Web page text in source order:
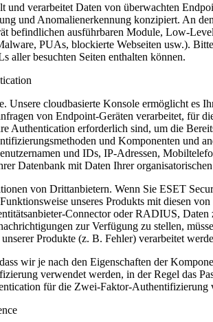
und verarbeitet Daten von überwachten
und Anomalienerkennung konzipiert. An
befindlichen ausführbaren Module, Low-
PUAs, blockierte Webseiten usw.).
aller besuchten Seiten enthalten können.
Unsere cloudbasierte Konsole ermöglicht es
von Endpoint-Geräten verarbeitet, für
Authentication erforderlich sind, um die
und Komponenten und
und IDs, IP-Adressen,
Datenbank mit Daten Ihrer
von Drittanbietern. Wenn Sie ESET
unseres Produkts mit diesen
Connector oder RADIUS,
zur Verfügung zu stellen,
Produkte (z. B. Fehler) verarbeitet
wir je nach den Eigenschaften der
verwendet werden, in der Regel das
für die Zwei-Faktor-Authentifizierung